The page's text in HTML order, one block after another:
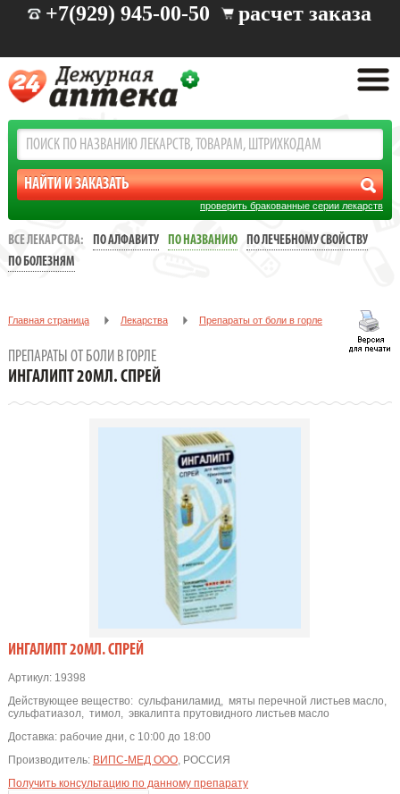
+7(929) 945-00-50 расчет заказа
проверить бракованные серии лекарств
ВСЕ ЛЕКАРСТВА: ПО АЛФАВИТУ ПО НАЗВАНИЮ
ПО ЛЕЧЕБНОМУ СВОЙСТВУ
ПО БОЛЕЗНЯМ
Главная страница Лекарства Препараты от боли в горле
ПРЕПАРАТЫ ОТ БОЛИ В ГОРЛЕ
ИНГАЛИПТ 20МЛ. СПРЕЙ
ИНГАЛИПТ 20МЛ. СПРЕЙ
Артикул:19398
Действующее вещество: сульфаниламид, мяты перечной листьев масло,
сульфатиазол, тимол, эвкалипта прутовидного листьев масло
Доставка: рабочие дни, с 10:00 до 18:00
Производитель: ВИПС-МЕД ООО, РОССИЯ
Получить консультацию по данному препарату